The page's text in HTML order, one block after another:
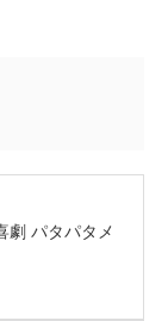
劇 パタパタメ